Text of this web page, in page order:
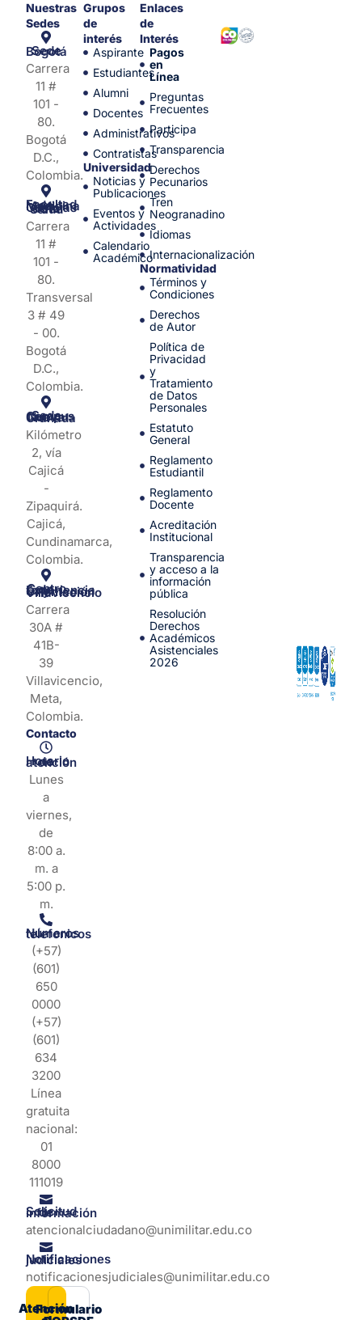
Nuestras
Sedes
Sede Bogotá
Carrera
11 #
101 -
80.
Bogotá
D.C.,
Colombia.
Facultad de Medicina y Ciencias de la Salud
Carrera
11 #
101 -
80.
Transversal
3 # 49
- 00.
Bogotá
D.C.,
Colombia.
Sede Campus Nueva Granada
Kilómetro
2, vía
Cajicá
-
Zipaquirá.
Cajicá,
Cundinamarca,
Colombia.
Centro de Experiencia y Orientación Villavicencio
Carrera
30A #
41B-
39
Villavicencio,
Meta,
Colombia.
Contacto
Horario de atención
Lunes
a
viernes,
de
8:00 a.
m. a
5:00 p.
m.
Números telefonicos
(+57)
(601)
650
0000
(+57)
(601)
634
3200
Línea
gratuita
nacional:
01
8000
111019
Solicitud de información
atencionalciudadano@unimilitar.edu.co
Notificaciones judiciales
notificacionesjudiciales@unimilitar.edu.co
Atención
Formulario
Grupos
de
interés
Aspirante
Estudiantes
Alumni
Docentes
Administrativos
Contratistas
Universidad
Noticias y
Publicaciones
Eventos y
Actividades
Calendario
Académico
Enlaces
de
Interés
Pagos
en
Línea
Preguntas
Frecuentes
Participa
Transparencia
Derechos
Pecunarios
Tren
Neogranadino
Idiomas
Internacionalización
Normatividad
Términos y
Condiciones
Derechos
de Autor
Política de
Privacidad
y
Tratamiento
de Datos
Personales
Estatuto
General
Reglamento
Estudiantil
Reglamento
Docente
Acreditación
Institucional
Transparencia
y acceso a la
información
pública
Resolución
Derechos
Académicos
Asistenciales
2026